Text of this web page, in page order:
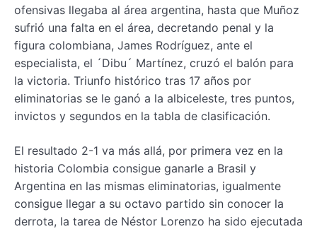
ofensivas llegaba al área argentina, hasta que Muñoz
sufrió una falta en el área, decretando penal y la
figura colombiana, James Rodríguez, ante el
especialista, el ´Dibu´ Martínez, cruzó el balón para
la victoria. Triunfo histórico tras 17 años por
eliminatorias se le ganó a la albiceleste, tres puntos,
invictos y segundos en la tabla de clasificación.
El resultado 2-1 va más allá, por primera vez en la
historia Colombia consigue ganarle a Brasil y
Argentina en las mismas eliminatorias, igualmente
consigue llegar a su octavo partido sin conocer la
derrota, la tarea de Néstor Lorenzo ha sido ejecutada